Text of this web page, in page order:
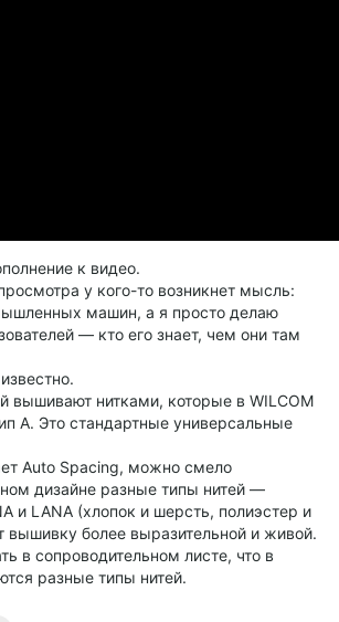
к видео.
у кого-то возникнет мысль:
машин, а я просто делаю
— кто его знает, чем они там
вышивают нитками, которые в WILCOM
A. Это стандартные универсальные
Auto Spacing, можно смело
дизайне разные типы нитей —
и LANA (хлопок и шерсть, полиэстер и
вышивку более выразительной и живой.
в сопроводительном листе, что в
разные типы нитей.